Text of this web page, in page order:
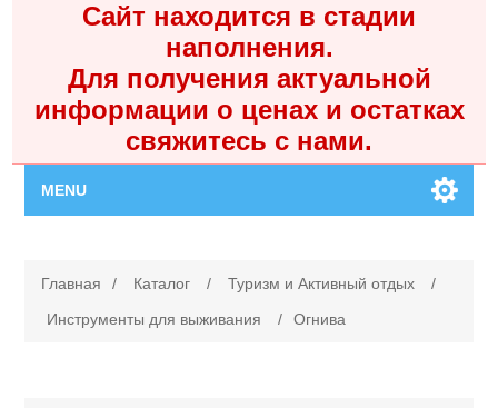
Сайт находится в стадии
наполнения.
Для получения актуальной
информации о ценах и остатках
свяжитесь с нами.
MENU
Каталог
Главная / Каталог / Туризм и Активный отдых
/
Инструменты для выживания
/ Огнива